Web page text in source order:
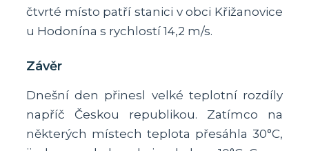
čtvrté místo patří stanici v obci Křižanovice
u Hodonína s rychlostí 14,2 m/s.
Závěr
Dnešní den přinesl velké teplotní rozdíly
napříč Českou republikou. Zatímco na
některých místech teplota přesáhla 30°C,